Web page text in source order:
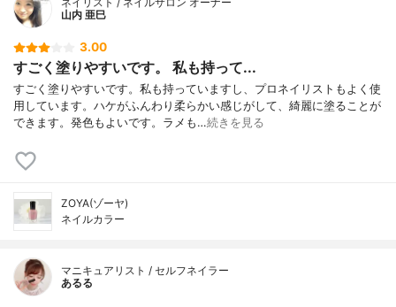
山内 亜巳
3.00
すごく塗りやすいです。 私も持って...
すごく塗りやすいです。私も持っていますし、プロネイリストもよく使
用しています。ハケがふんわり柔らかい感じがして、綺麗に塗ることが
できます。発色もよいです。ラメも…続きを見る
ZOYA(ゾーヤ)
ネイルカラー
マニキュアリスト / セルフネイラー
あるる